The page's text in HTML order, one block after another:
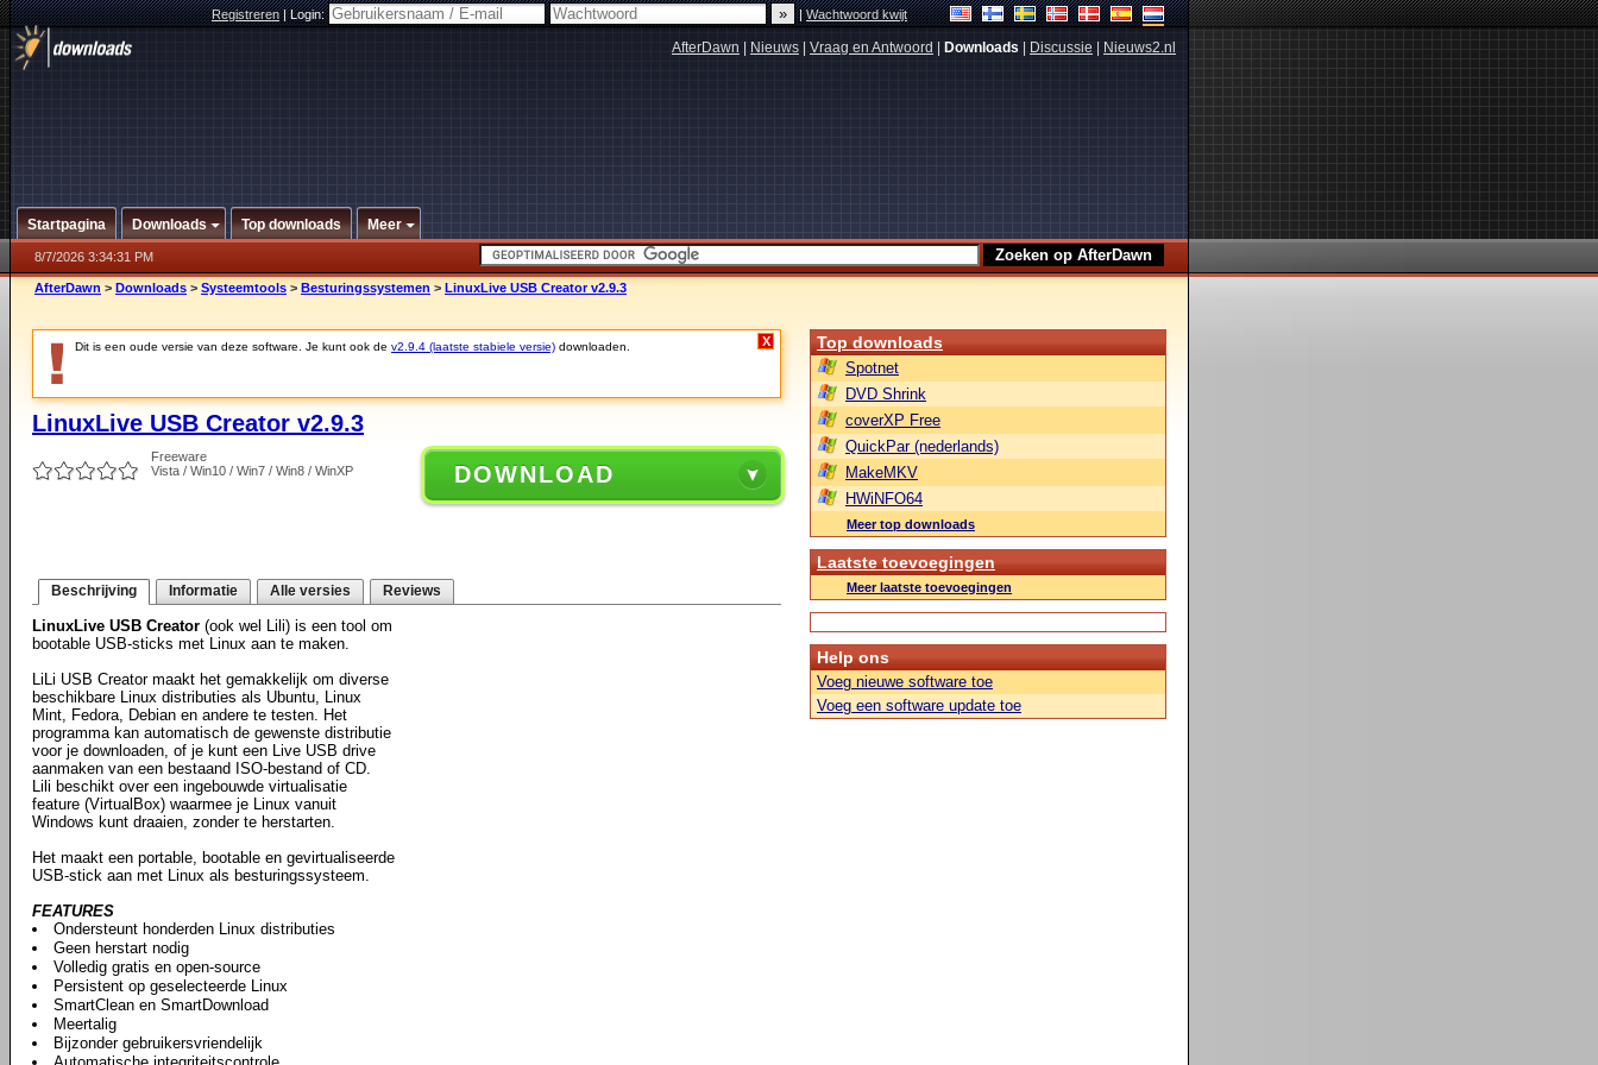
Registreren|Login: |Wachtwoord kwijt
AfterDawn Nieuws Vraag en Antwoord Downloads Discussie Nieuws2.nl
Startpagina Downloads Top downloads Meer
8/7/2026 3:34:31 PM
AfterDawn > Downloads > Systeemtools > Besturingssystemen > LinuxLive USB Creator v2.9.3
Dit is een oude versie van deze software. Je kunt ook de v2.9.4 (laatste stabiele versie) downloaden. X
LinuxLive USB Creator v2.9.3
Freeware
Vista / Win10 / Win7 / Win8 / WinXP
DOWNLOAD
Beschrijving Informatie Alle versies Reviews
LinuxLive USB Creator (ook wel Lili) is een tool om
bootable USB-sticks met Linux aan te maken.
LiLi USB Creator maakt het gemakkelijk om diverse
beschikbare Linux distributies als Ubuntu, Linux
Mint, Fedora, Debian en andere te testen. Het
programma kan automatisch de gewenste distributie
voor je downloaden, of je kunt een Live USB drive
aanmaken van een bestaand ISO-bestand of CD.
Lili beschikt over een ingebouwde virtualisatie
feature (VirtualBox) waarmee je Linux vanuit
Windows kunt draaien, zonder te herstarten.
Het maakt een portable, bootable en gevirtualiseerde
USB-stick aan met Linux als besturingssysteem.
FEATURES
Ondersteunt honderden Linux distributies
Geen herstart nodig
Volledig gratis en open-source
Persistent op geselecteerde Linux
SmartClean en SmartDownload
Meertalig
Bijzonder gebruikersvriendelijk
Top downloads
Spotnet
DVD Shrink
coverXP Free
QuickPar (nederlands)
MakeMKV
HWiNFO64
Meer top downloads
Laatste toevoegingen
Meer laatste toevoegingen
Help ons
Voeg nieuwe software toe
Voeg een software update toe